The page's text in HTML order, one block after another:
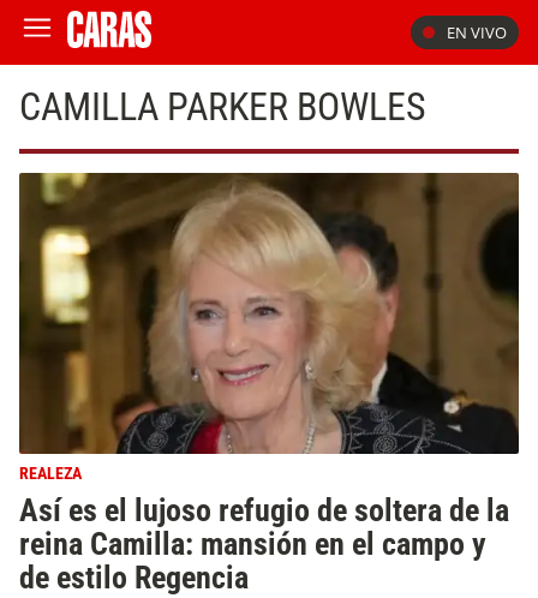
EN VIVO
CAMILLA PARKER BOWLES
REALEZA
Así es el lujoso refugio de soltera de la
reina Camilla: mansión en el campo y
de estilo Regencia